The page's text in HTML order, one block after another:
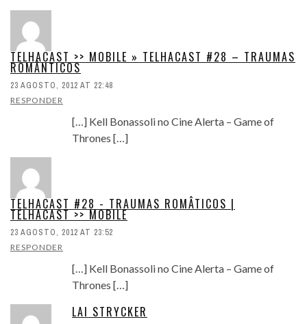
TELHACAST >> MOBILE » TELHACAST #28 – TRAUMAS
ROMÂNTICOS
23 AGOSTO, 2012 AT 22:48
RESPONDER
[…] Kell Bonassoli no Cine Alerta – Game of
Thrones […]
TELHACAST #28 - TRAUMAS ROMÂTICOS |
TELHACAST >> MOBILE
23 AGOSTO, 2012 AT 23:52
RESPONDER
[…] Kell Bonassoli no Cine Alerta – Game of
Thrones […]
LAI STRYCKER